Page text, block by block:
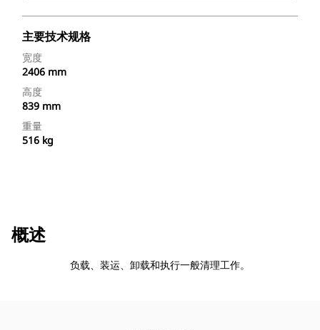
主要技术规格
宽度
2406 mm
高度
839 mm
重量
516 kg
概述
负载、装运、卸载和执行一般清理工作。